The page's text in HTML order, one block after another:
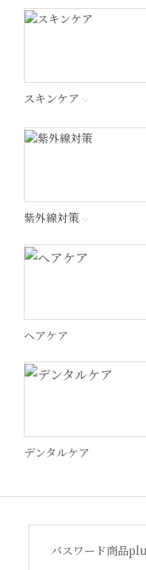
パスワード商品
MSS
スキンケア
紫外線対策
ヘアケア
デンタルケア